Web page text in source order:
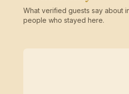
What verified guests say about
people who stayed here.